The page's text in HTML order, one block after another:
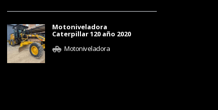
Motoniveladora
Caterpillar 120 año 2020
Motoniveladora